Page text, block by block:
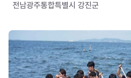
전남광주통합특별시 강진군